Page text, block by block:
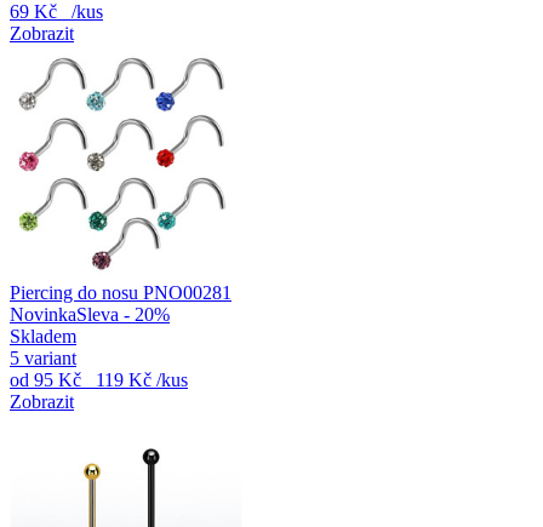
69 Kč
/kus
Zobrazit
Piercing do nosu PNO00281
NovinkaSleva - 20%
Skladem
5 variant
od 95 Kč 119 Kč /kus
Zobrazit